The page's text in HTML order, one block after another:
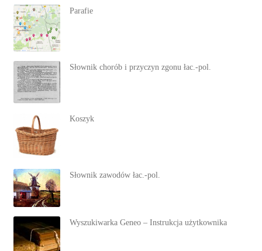
Parafie
Słownik chorób i przyczyn zgonu łac.-pol.
Koszyk
Słownik zawodów łac.-pol.
Wyszukiwarka Geneo – Instrukcja użytkownika